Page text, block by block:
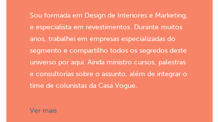
Sou formada em Design de Interiores e Marketing,
e especialista em revestimentos. Durante muitos
anos, trabalhei em empresas especializadas do
segmento e compartilho todos os segredos deste
universo por aqui. Ainda ministro cursos, palestras
e consultorias sobre o assunto, além de integrar o
time de colunistas da Casa Vogue.
Ver mais